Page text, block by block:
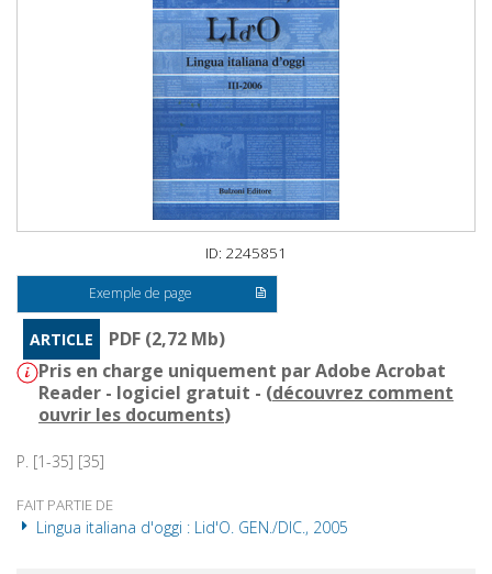
ID: 2245851
Exemple de page
ARTICLE
PDF (2,72 Mb)
Pris en charge uniquement par Adobe Acrobat
Reader - logiciel gratuit - (découvrez comment
ouvrir les documents)
P. [1-35] [35]
FAIT PARTIE DE
Lingua italiana d'oggi : Lid'O. GEN./DIC., 2005